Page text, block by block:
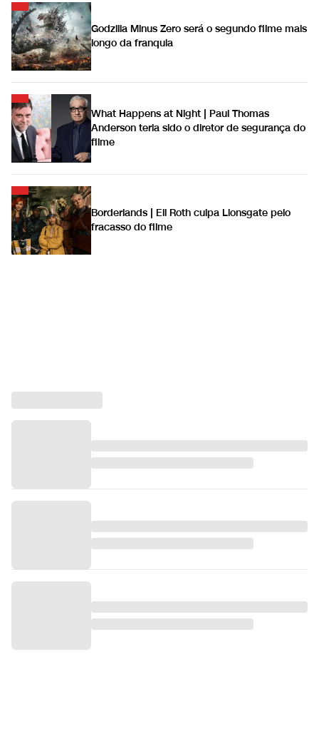
Godzilla Minus Zero será o segundo filme mais
longo da franquia
What Happens at Night | Paul Thomas
Anderson teria sido o diretor de segurança do
filme
Borderlands | Eli Roth culpa Lionsgate pelo
fracasso do filme